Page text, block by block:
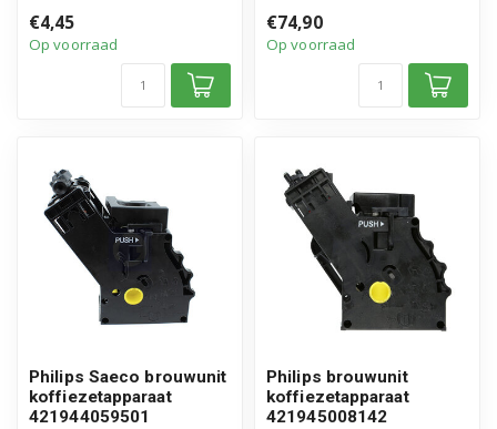
• Artikelnummer: 4219...
€4,45
Op voorraad
product
...
€74,90
Op voorraad
Philips Saeco brouwunit
koffiezetapparaat
421944059501
Philips brouwunit
koffiezetapparaat
421945008142